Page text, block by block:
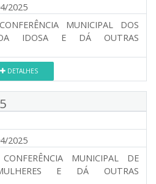
2025
MUNICIPAL DOS
IDOSA E DÁ OUTRAS
DETALHES
2025
MUNICIPAL DE
E DÁ OUTRAS